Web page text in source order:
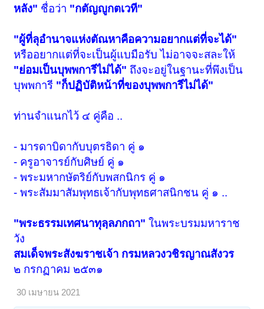
หลัง" ชื่อว่า "กตัญญูกตเวที"
"ผู้ที่ลุอำนาจแห่งตัณหาคือความอยากแต่ที่จะได้"
หรืออยากแต่ที่จะเป็นผู้แบมือรับ ไม่อาจจะสละให้
"ย่อมเป็นบุพพการีไม่ได้" ถึงจะอยู่ในฐานะที่พึงเป็น
บุพพการี "ก็ปฏิบัติหน้าที่ของบุพพการีไม่ได้"
ท่านจำแนกไว้ ๔ คู่คือ ..
- มารดาบิดากับบุตรธิดา คู่ ๑
- ครูอาจารย์กับศิษย์ คู่ ๑
- พระมหากษัตริย์กับพสกนิกร คู่ ๑
- พระสัมมาสัมพุทธเจ้ากับพุทธศาสนิกชน คู่ ๑ ..
"พระธรรมเทศนาทุลฺลภกถา" ในพระบรมมหาราช
วัง
สมเด็จพระสังฆราชเจ้า กรมหลวงวชิรญาณสังวร
๒ กรกฏาคม ๒๕๓๑
30 เมษายน 2021